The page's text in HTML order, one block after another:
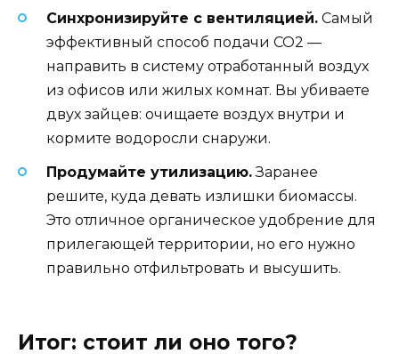
Синхронизируйте с вентиляцией. Самый
эффективный способ подачи CO2 —
направить в систему отработанный воздух
из офисов или жилых комнат. Вы убиваете
двух зайцев: очищаете воздух внутри и
кормите водоросли снаружи.
Продумайте утилизацию.Заранее
решите, куда девать излишки биомассы.
Это отличное органическое удобрение для
прилегающей территории, но его нужно
правильно отфильтровать и высушить.
Итог: стоит ли оно того?